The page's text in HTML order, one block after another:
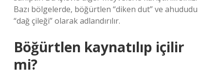
Bazı bölgelerde, böğürtlen “diken dut” ve ahududu
“dağ çileği” olarak adlandırılır.
Böğürtlen kaynatılıp içilir
mi?